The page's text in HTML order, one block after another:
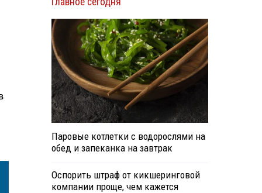
Паровые котлетки с водорослями на
обед и запеканка на завтрак
Оспорить штраф от кикшеринговой
компании проще, чем кажется